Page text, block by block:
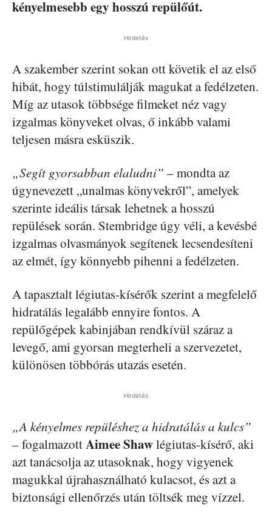
kényelmesebb egy hosszú repülőút.
Hirdetés
A szakember szerint sokan ott követik el az első
hibát, hogy túlstimulálják magukat a fedélzeten.
Míg az utasok többsége filmeket néz vagy
izgalmas könyveket olvas, ő inkább valami
teljesen másra esküszik.
„Segít gyorsabban elaludni” – mondta az
úgynevezett „unalmas könyvekről”, amelyek
szerinte ideális társak lehetnek a hosszú
repülések során. Stembridge úgy véli, a kevésbé
izgalmas olvasmányok segítenek lecsendesíteni
az elmét, így könnyebb pihenni a fedélzeten.
A tapasztalt légiutas-kísérők szerint a megfelelő
hidratálás legalább ennyire fontos. A
repülőgépek kabinjában rendkívül száraz a
levegő, ami gyorsan megterheli a szervezetet,
különösen többórás utazás esetén.
Hirdetés
„A kényelmes repüléshez a hidratálás a kulcs”
– fogalmazottAimee Shawlégiutas-kísérő, aki
azt tanácsolja az utasoknak, hogy vigyenek
magukkal újrahasználható kulacsot, és azt a
biztonsági ellenőrzés után töltsék meg vízzel.